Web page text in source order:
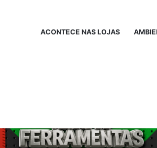
ACONTECE NAS LOJAS